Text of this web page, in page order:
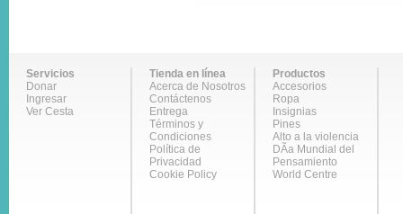
Servicios
Donar
Ingresar
Ver Cesta
Tienda en línea
Acerca de Nosotros
Contáctenos
Entrega
Términos y
Condiciones
Política de
Privacidad
Cookie Policy
Productos
Accesorios
Ropa
Insignias
Pines
Alto a la violencia
DÃ­a Mundial del
Pensamiento
World Centre